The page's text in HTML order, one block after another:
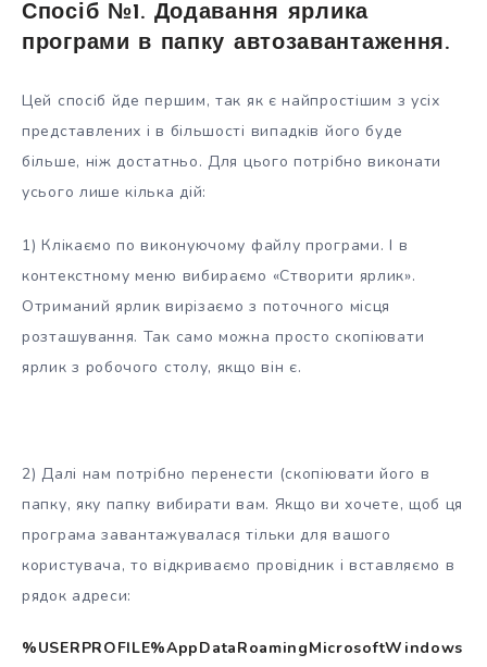
Спосіб №1. Додавання ярлика
програми в папку автозавантаження.
Цей спосіб йде першим, так як є найпростішим з усіх
представлених і в більшості випадків його буде
більше, ніж достатньо. Для цього потрібно виконати
усього лише кілька дій:
1) Клікаємо по виконуючому файлу програми. І в
контекстному меню вибираємо «Створити ярлик».
Отриманий ярлик вирізаємо з поточного місця
розташування. Так само можна просто скопіювати
ярлик з робочого столу, якщо він є.
2) Далі нам потрібно перенести (скопіювати його в
папку, яку папку вибирати вам. Якщо ви хочете, щоб ця
програма завантажувалася тільки для вашого
користувача, то відкриваємо провідник і вставляємо в
рядок адреси:
%USERPROFILE%AppDataRoamingMicrosoftWindows